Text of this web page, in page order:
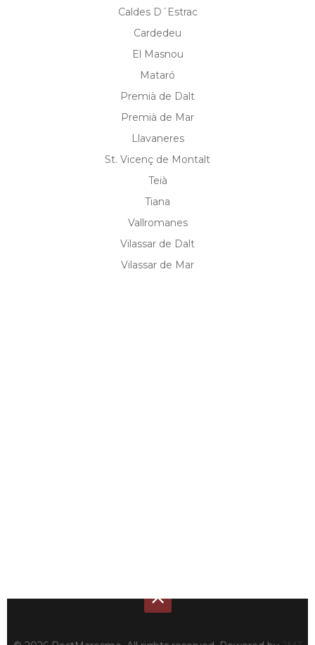
Caldes D´Estrac
Cardedeu
El Masnou
Mataró
Premià de Dalt
Premià de Mar
Llavaneres
St. Vicenç de Montalt
Teià
Tiana
Vallromanes
Vilassar de Dalt
Vilassar de Mar